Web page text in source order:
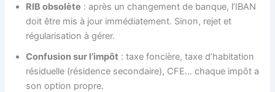
RIB obsolète : après un changement de banque, l’IBAN
doit être mis à jour immédiatement. Sinon, rejet et
régularisation à gérer.
Confusion sur l’impôt : taxe foncière, taxe d’habitation
résiduelle (résidence secondaire), CFE… chaque impôt a
son option propre.